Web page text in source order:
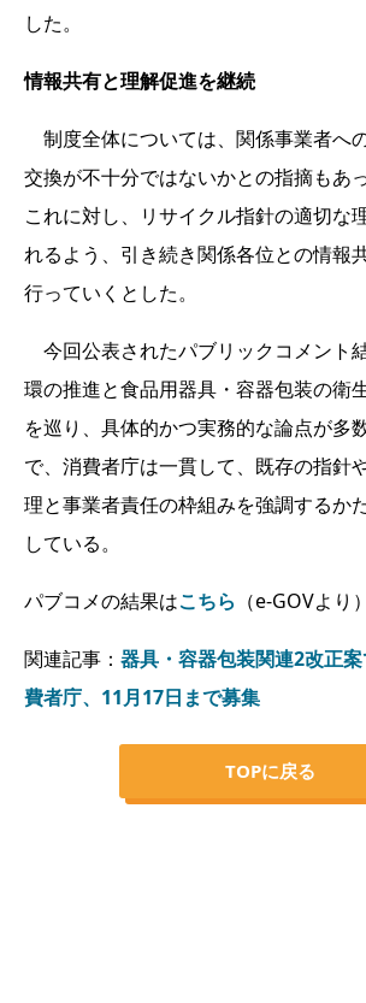
した。
情報共有と理解促進を継続
制度全体については、関係事業者へ
交換が不十分ではないかとの指摘もあ
これに対し、リサイクル指針の適切な
れるよう、引き続き関係各位との情報
行っていくとした。
今回公表されたパブリックコメント
環の推進と食品用器具・容器包装の衛
を巡り、具体的かつ実務的な論点が多
で、消費者庁は一貫して、既存の指針
理と事業者責任の枠組みを強調するか
している。
パブコメの結果はこちら （e-GOVより）
関連記事： 器具・容器包装関連2改正
費者庁、11月17日まで募集
TOPに戻る